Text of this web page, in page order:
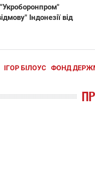
Індонезії від
ІГОР БІЛОУС ФОНД